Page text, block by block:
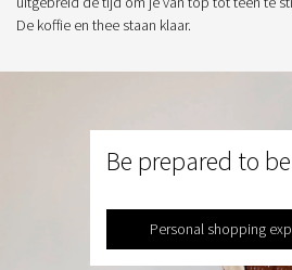
De koffie en thee staan klaar.
Be prepared to
Personal shopping